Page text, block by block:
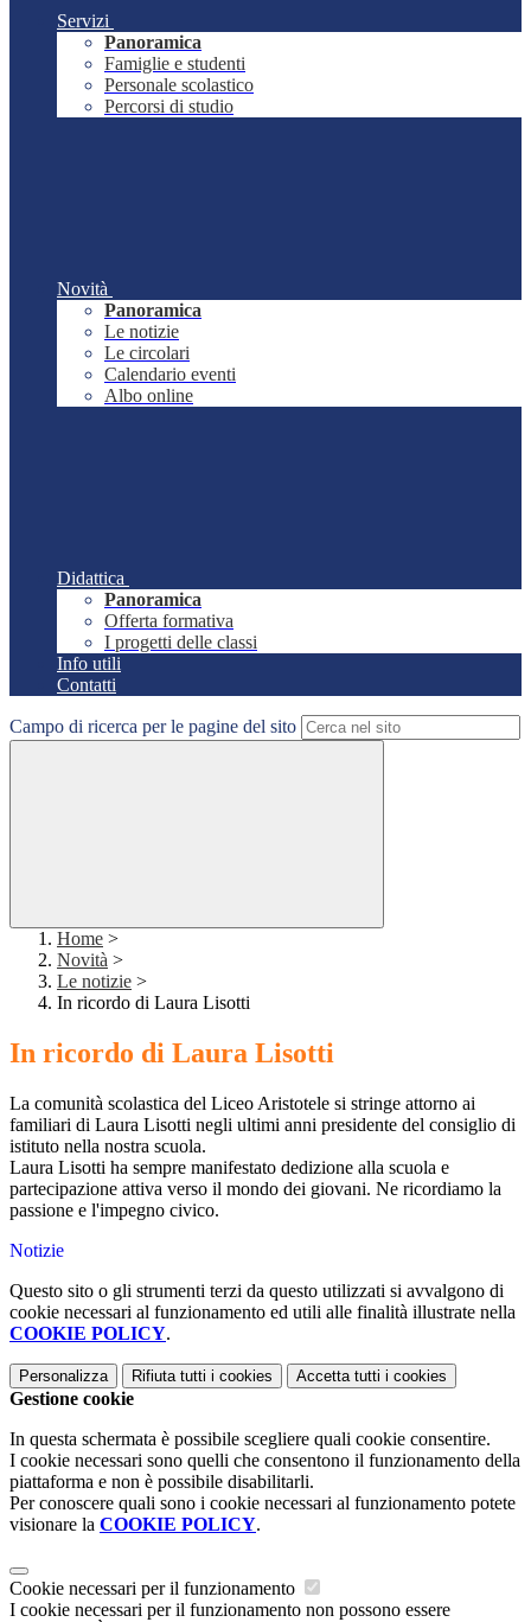
Servizi
Panoramica
Famiglie e studenti
Personale scolastico
Percorsi di studio
Novità
Panoramica
Le notizie
Le circolari
Calendario eventi
Albo online
Didattica
Panoramica
Offerta formativa
I progetti delle classi
Info utili
Contatti
Campo di ricerca per le pagine del sito
Home >
Novità >
Le notizie >
In ricordo di Laura Lisotti
In ricordo di Laura Lisotti
La comunità scolastica del Liceo Aristotele si stringe attorno ai
familiari di Laura Lisotti negli ultimi anni presidente del consiglio di
istituto nella nostra scuola.
Laura Lisotti ha sempre manifestato dedizione alla scuola e
partecipazione attiva verso il mondo dei giovani. Ne ricordiamo la
passione e l'impegno civico.
Notizie
Questo sito o gli strumenti terzi da questo utilizzati si avvalgono di
cookie necessari al funzionamento ed utili alle finalità illustrate nella
COOKIE POLICY.
Personalizza Rifiuta tutti i cookies Accetta tutti i cookies
Gestione cookie
In questa schermata è possibile scegliere quali cookie consentire.
I cookie necessari sono quelli che consentono il funzionamento della
piattaforma e non è possibile disabilitarli.
Per conoscere quali sono i cookie necessari al funzionamento potete
visionare la COOKIE POLICY.
Cookie necessari per il funzionamento
I cookie necessari per il funzionamento non possono essere